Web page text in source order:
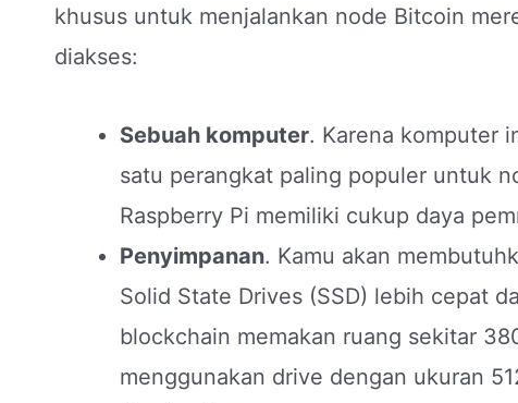
khusus untuk menjalankan node Bitcoin
diakses:
Sebuah komputer. Karena komputer
satu perangkat paling populer untuk
Raspberry Pi memiliki cukup daya
Penyimpanan. Kamu akan
Solid State Drives (SSD) lebih cepat
blockchain memakan ruang sekitar
menggunakan drive dengan ukuran